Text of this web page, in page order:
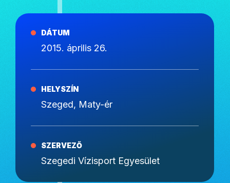
DÁTUM
2015. április 26.
HELYSZÍN
Szeged, Maty-ér
SZERVEZŐ
Szegedi Vízisport Egyesület